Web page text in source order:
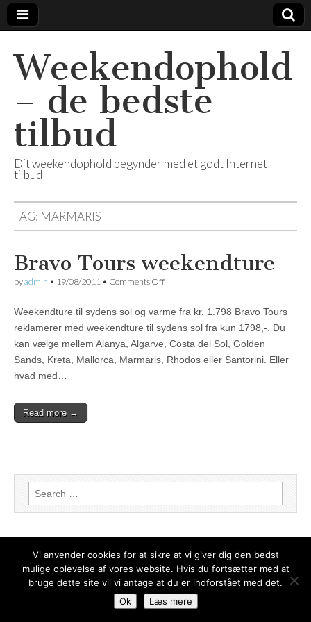
Weekendophold
– de bedste
tilbud
Dit weekendophold begynder med et godt Internet
tilbud
TAG: MARMARIS
Bravo Tours weekendture
byadmin • 19/08/2011 • Comments Off
Weekendture til sydens sol og varme fra kr. 1.798 Bravo Tours
reklamerer med weekendture til sydens sol fra kun 1798,-. Du
kan vælge mellem Alanya, Algarve, Costa del Sol, Golden
Sands, Kreta, Mallorca, Marmaris, Rhodos eller Santorini. Eller
hvad med…
Read more →
Search for:
Weekendophold – de bedste tilbud
The Magazine Basic Theme bybavotasan.com
Vi anvender cookies for at sikre at vi giver dig den bedst
mulige oplevelse af vores website. Hvis du fortsætter med at
bruge dette site vil vi antage at du er indforstået med det.
Ok
Læs mere